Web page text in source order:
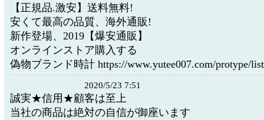
【正規品.激安】送料無料!
安くて最高の品質、海外通販!
新作登場、2019【爆安通販】
オンラインストア購入する
偽物ブランド時計 https://www.yutee007.com/protype/
2020/5/23 7:51
誠実★信用★顧客は至上
当社の商品は絶対の自信が御座います